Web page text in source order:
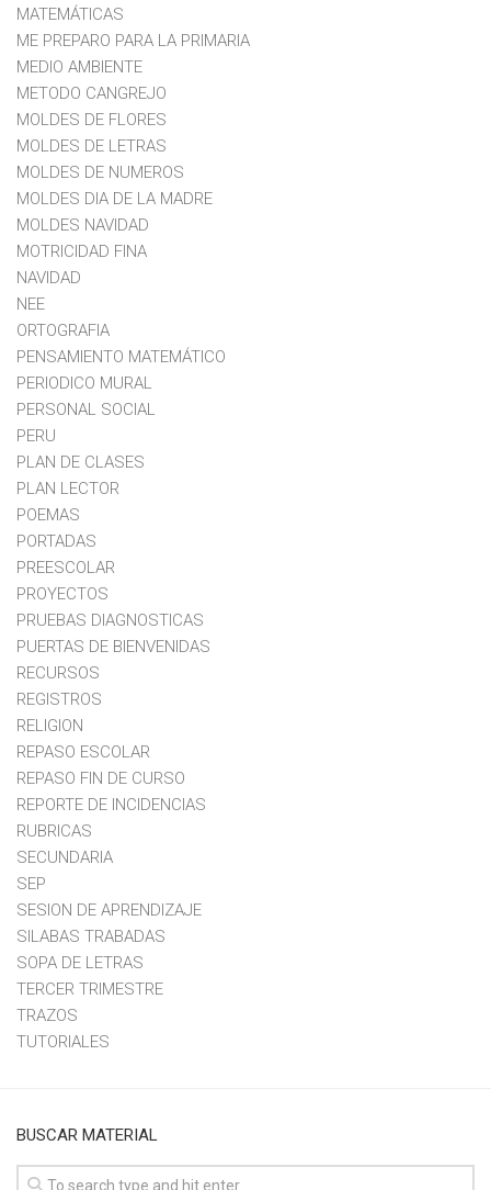
MATEMÁTICAS
ME PREPARO PARA LA PRIMARIA
MEDIO AMBIENTE
METODO CANGREJO
MOLDES DE FLORES
MOLDES DE LETRAS
MOLDES DE NUMEROS
MOLDES DIA DE LA MADRE
MOLDES NAVIDAD
MOTRICIDAD FINA
NAVIDAD
NEE
ORTOGRAFIA
PENSAMIENTO MATEMÁTICO
PERIODICO MURAL
PERSONAL SOCIAL
PERU
PLAN DE CLASES
PLAN LECTOR
POEMAS
PORTADAS
PREESCOLAR
PROYECTOS
PRUEBAS DIAGNOSTICAS
PUERTAS DE BIENVENIDAS
RECURSOS
REGISTROS
RELIGION
REPASO ESCOLAR
REPASO FIN DE CURSO
REPORTE DE INCIDENCIAS
RUBRICAS
SECUNDARIA
SEP
SESION DE APRENDIZAJE
SILABAS TRABADAS
SOPA DE LETRAS
TERCER TRIMESTRE
TRAZOS
TUTORIALES
BUSCAR MATERIAL